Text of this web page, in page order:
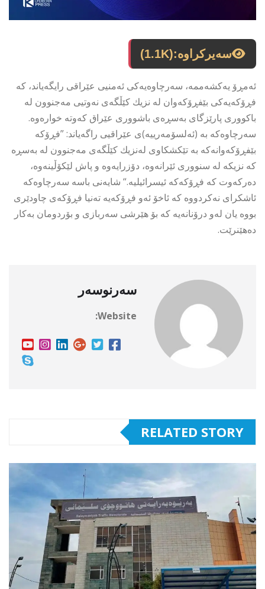
سەیرکراوە:(1.1K)
ئەمڕۆ یەكشەممە، سەرچاوەیەكی ئەمنیی عێراقی رایگەیاند، كە
فڕۆكەیەكی بێفڕۆكەوان لە نزیك كێڵگەی نەوتیی مەجنوون لە
باكووری پارێزگای بەسڕەی باشووری عێراق كەوتە خوارەوە.
سەرچاوەكە بە (ئەلسۆمەرییە)ی عێراقیی راگەیاند: ”فڕۆكە
بێفڕۆكەوانەكە بە تێكشكاوی لەنزیك كێڵگەی مەجنوون لە بەسڕە
كە نزیكە لە سنووری ئێرانەوە، دۆزرایەوە و پاش لێكۆڵینەوە،
دەركەوت كە فڕۆكەكە ئیسرائیلیە.“ شایەنی باسە سەرچاوەكە
ئاشكرای نەكردووە كە ئاخۆ ئەو فڕۆكەیە تەنیا فڕۆكەی چاودێری
بووە یان لەو درۆنانەیە كە بۆ هێرشی سەربازی و بۆردومان بەكار
دەهێنرێت.
سەرنوسەر
Website:
RELATED STORY